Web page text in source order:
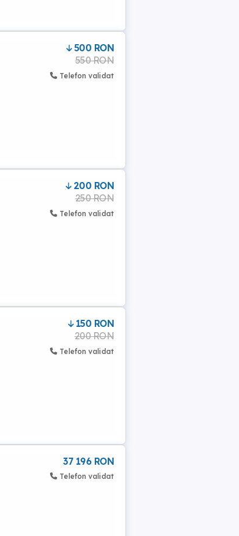
500 RON
550 RON
Telefon validat
200 RON
250 RON
Telefon validat
150 RON
200 RON
Telefon validat
37 196 RON
Telefon validat